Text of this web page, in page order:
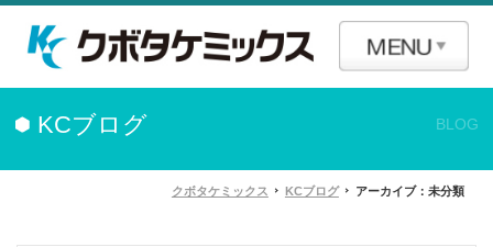
KCブログ BLOG
クボタケミックス KCブログ アーカイブ：未分類